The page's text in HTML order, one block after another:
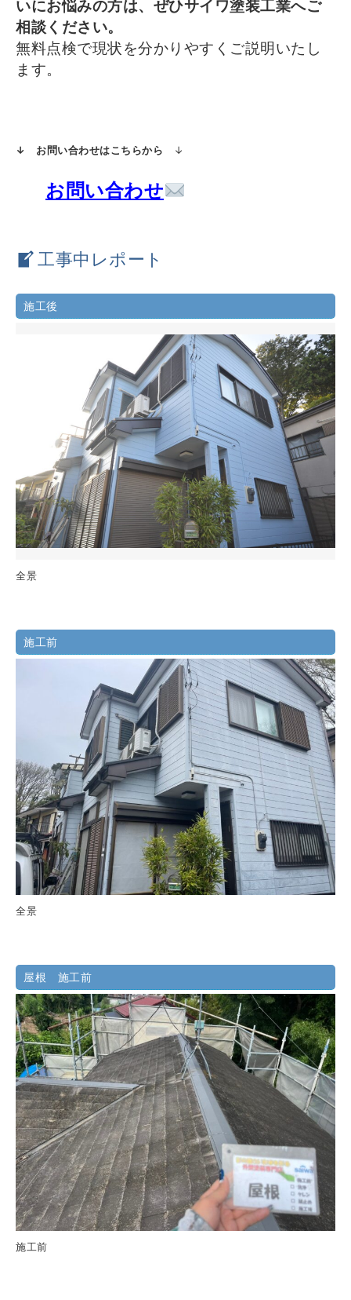
いにお悩みの方は、ぜひサイワ塗装工業へご
相談ください。
無料点検で現状を分かりやすくご説明いたし
ます。
↓ お問い合わせはこちらから ↓
お問い合わせ
工事中レポート
施工後
全景
施工前
全景
屋根 施工前
施工前